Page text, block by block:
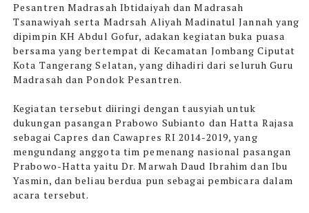
Pesantren Madrasah Ibtidaiyah dan Madrasah
Tsanawiyah serta Madrsah Aliyah Madinatul Jannah yang
dipimpin KH Abdul Gofur, adakan kegiatan buka puasa
bersama yang bertempat di Kecamatan Jombang Ciputat
Kota Tangerang Selatan, yang dihadiri dari seluruh Guru
Madrasah dan Pondok Pesantren.
Kegiatan tersebut diiringi dengan tausyiah untuk
dukungan pasangan Prabowo Subianto dan Hatta Rajasa
sebagai Capres dan Cawapres RI 2014-2019, yang
mengundang anggota tim pemenang nasional pasangan
Prabowo-Hatta yaitu Dr. Marwah Daud Ibrahim dan Ibu
Yasmin, dan beliau berdua pun sebagai pembicara dalam
acara tersebut.